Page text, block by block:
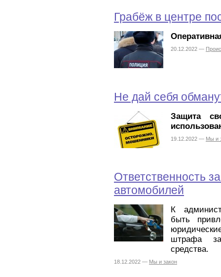
Грабёж в центре
20.12.2022 —
Не дай себя
Защита
19.12.2022 — Мы и
Ответственность
автомобилей
К
быть
штрафа
средства.
18.12.2022 — Мы и закон